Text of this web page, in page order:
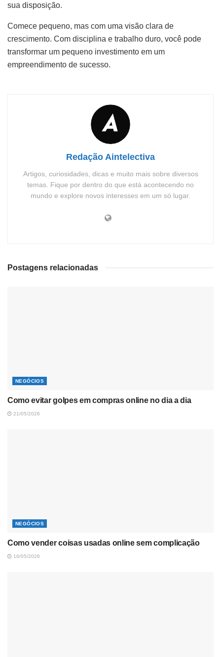
sua disposição.
Comece pequeno, mas com uma visão clara de
crescimento. Com disciplina e trabalho duro, você pode
transformar um pequeno investimento em um
empreendimento de sucesso.
Redação Aintelectiva
Artigos, curiosidades, dicas e muito mais sobre diversos
temas. Fique por dentro do que está acontecendo no
mundo e explore novos interesses em um só lugar.
Postagens relacionadas
NEGÓCIOS
Como evitar golpes em compras online no dia a dia
21/05/2026
NEGÓCIOS
Como vender coisas usadas online sem complicação
16/05/2026